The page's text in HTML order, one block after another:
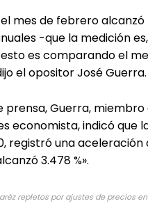
mes de febrero
-que la medición
esto es comparando el
el opositor José Guerra.
prensa, Guerra,
economista, indicó que
registró una aceleración
3.478 %».
repletos por ajustes de precios